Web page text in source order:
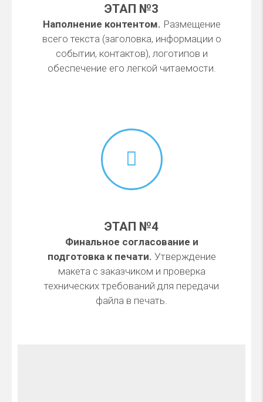
ЭТАП №3
Наполнение контентом. Размещение
всего текста (заголовка, информации о
событии, контактов), логотипов и
обеспечение его легкой читаемости.
ЭТАП №4
Финальное согласование и
подготовка к печати. Утверждение
макета с заказчиком и проверка
технических требований для передачи
файла в печать.